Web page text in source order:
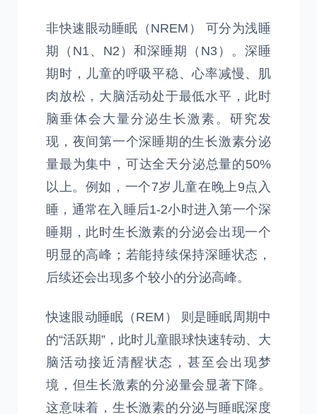
非快速眼动睡眠（NREM） 可分为浅睡
期（N1、N2）和深睡期（N3）。深睡
期时，儿童的呼吸平稳、心率减慢、肌
肉放松，大脑活动处于最低水平，此时
脑垂体会大量分泌生长激素。研究发
现，夜间第一个深睡期的生长激素分泌
量最为集中，可达全天分泌总量的50%
以上。例如，一个7岁儿童在晚上9点入
睡，通常在入睡后1-2小时进入第一个深
睡期，此时生长激素的分泌会出现一个
明显的高峰；若能持续保持深睡状态，
后续还会出现多个较小的分泌高峰。
快速眼动睡眠（REM） 则是睡眠周期中
的“活跃期”，此时儿童眼球快速转动、大
脑活动接近清醒状态，甚至会出现梦
境，但生长激素的分泌量会显著下降。
这意味着，生长激素的分泌与睡眠深度